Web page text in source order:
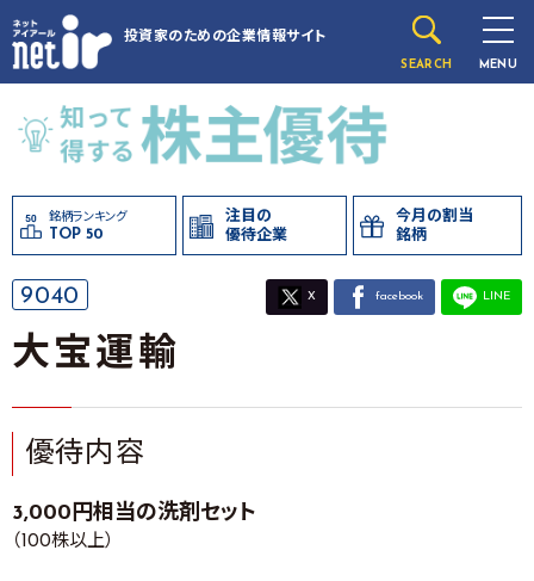
投資家のための企業情報サイト
SEARCH MENU
銘柄ランキング
TOP 50
注目の
優待企業
今月の割当
銘柄
9040 X facebook LINE
大宝運輸
優待内容
3,000円相当の洗剤セット
（100株以上）